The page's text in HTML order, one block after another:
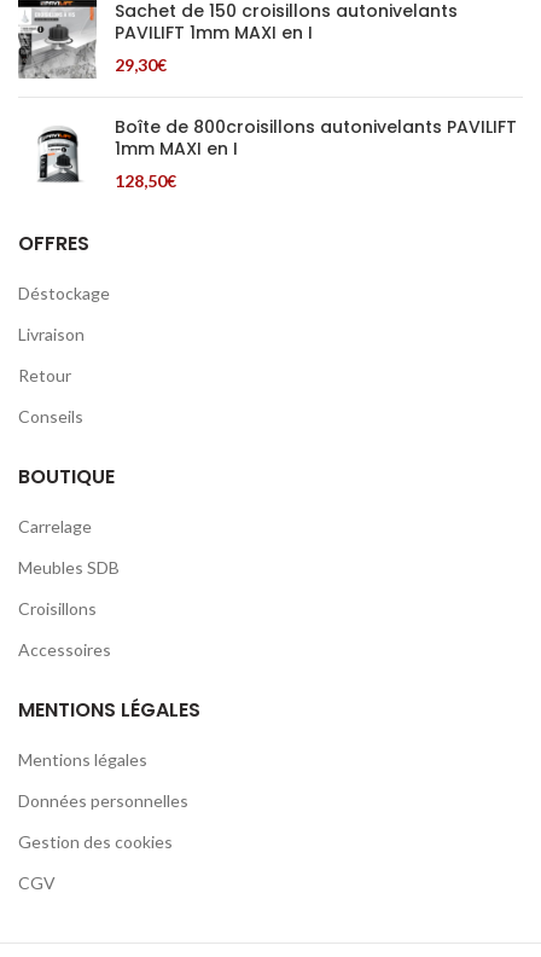
Sachet de 150 croisillons autonivelants
PAVILIFT 1mm MAXI en I
29,30€
Boîte de 800croisillons autonivelants PAVILIFT
1mm MAXI en I
128,50€
OFFRES
Déstockage
Livraison
Retour
Conseils
BOUTIQUE
Carrelage
Meubles SDB
Croisillons
Accessoires
MENTIONS LÉGALES
Mentions légales
Données personnelles
Gestion des cookies
CGV